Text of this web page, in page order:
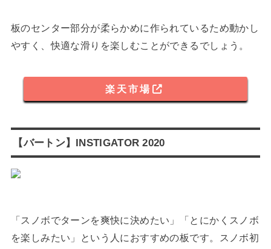
板のセンター部分が柔らかめに作られているため動かし
やすく、快適な滑りを楽しむことができるでしょう。
楽天市場
【バートン】INSTIGATOR 2020
「スノボでターンを爽快に決めたい」「とにかくスノボ
を楽しみたい」という人におすすめの板です。スノボ初